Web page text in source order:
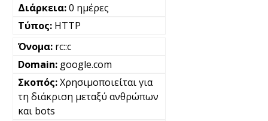
0 ημέρες
HTTP
rc::c
google.com
Χρησιμοποιείται για
τη διάκριση μεταξύ ανθρώπων
και bots